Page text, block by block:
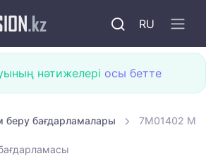
RU
нәтижелері осы бетте
беру бағдарламалары 7M01402